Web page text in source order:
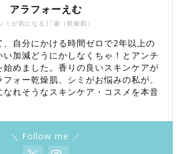
ミが気になる37歳（乾燥肌）
アラフォーえむ
、自分にかける時間ゼロで2年以上の
い加減どうにかしなくちゃ！とアンチ
始めました。香りの良いスキンケアが
ォー乾燥肌、シミがお悩みの私が、
なれそうなスキンケア・コスメを本音
＼ Follow me ／